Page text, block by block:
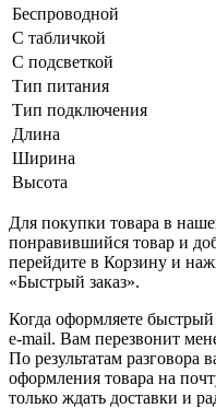
Беспроводной
С табличкой
С подсветкой
Тип питания
Тип подключения
Длина
Ширина
Высота
Для покупки товара в
понравившийся товар и
перейдите в Корзину и
«Быстрый заказ».
Когда оформляете
e-mail. Вам перезвонит
По результатам разговора
оформления товара на
только ждать доставки и